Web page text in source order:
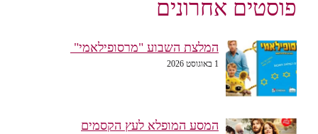
פוסטים אחרונים
המלצת השבוע "מרסופילאמי"
1 באוגוסט 2026
המסע המופלא לעץ הקסמים